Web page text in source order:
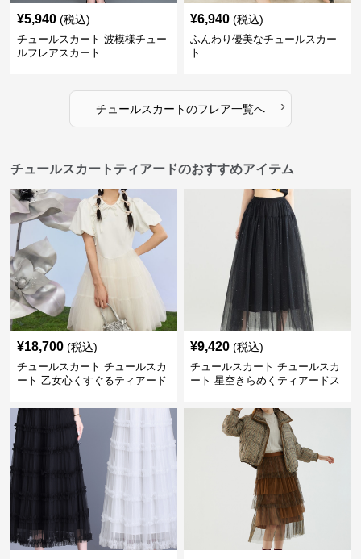
¥5,940 (税込)
チュールスカート 波模様チュー
ルフレアスカート
¥6,940 (税込)
ふんわり優美なチュールスカー
ト
チュールスカートのフレア一覧へ ›
チュールスカートティアードのおすすめアイテム
¥18,700 (税込)
チュールスカート チュールスカ
ート 乙女心くすぐるティアード
¥9,420 (税込)
チュールスカート チュールスカ
ート 星空きらめくティアードス